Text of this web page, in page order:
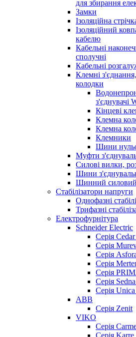
для збирання
Замки
Ізоляційна
Ізоляційний
кабелю
Кабельні
сполучні
Кабельні
Клемні
колодки
з'єднувачi
Кінцеві
Клемна
Клемна
Клемники
Шини
Муфти
Силові вилки,
Шини
Шинний силовий
Стабілізатори напруги
Однофазні
Трифазні
Електрофурнітура
Schneider Electric
Серія
Серія
Серія
Серія
Серія
Серія
Серія
ABB
Серія Zenit
VIKO
Серія
Серія Karre